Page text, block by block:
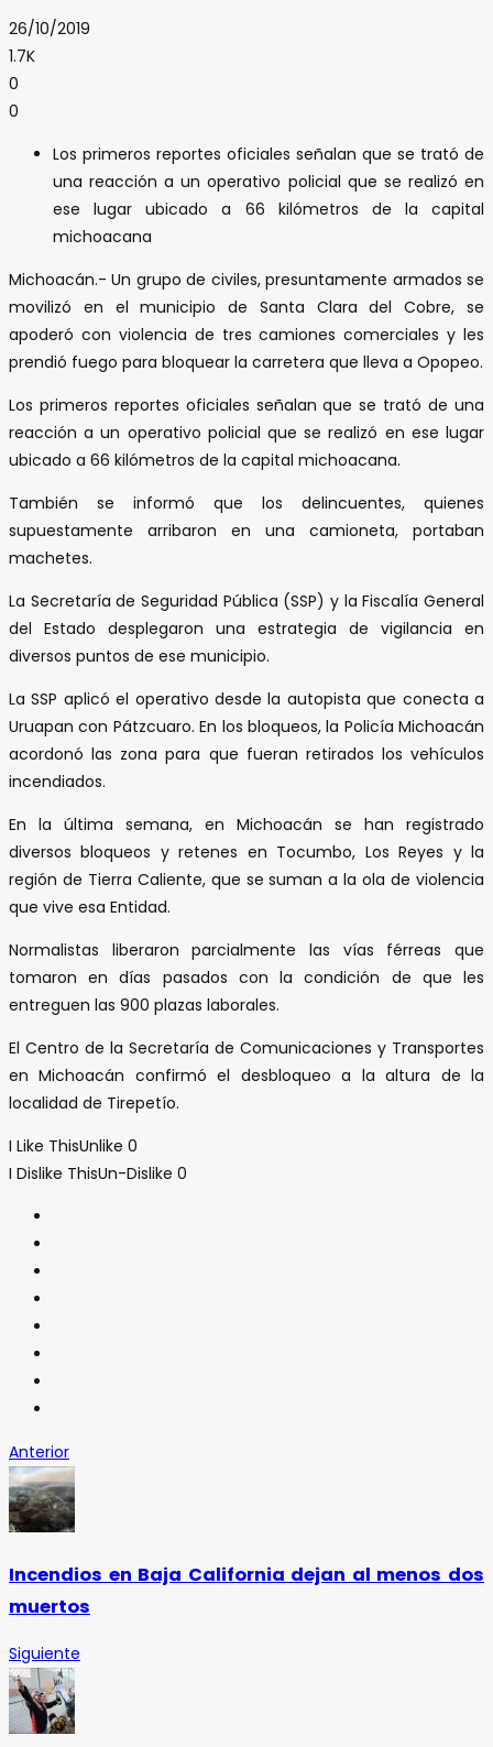
26/10/2019
1.7K
0
0
Los primeros reportes oficiales señalan que se trató de
una reacción a un operativo policial que se realizó en
ese lugar ubicado a 66 kilómetros de la capital
michoacana
Michoacán.- Un grupo de civiles, presuntamente armados se
movilizó en el municipio de Santa Clara del Cobre, se
apoderó con violencia de tres camiones comerciales y les
prendió fuego para bloquear la carretera que lleva a Opopeo.
Los primeros reportes oficiales señalan que se trató de una
reacción a un operativo policial que se realizó en ese lugar
ubicado a 66 kilómetros de la capital michoacana.
También se informó que los delincuentes, quienes
supuestamente arribaron en una camioneta, portaban
machetes.
La Secretaría de Seguridad Pública (SSP) y la Fiscalía General
del Estado desplegaron una estrategia de vigilancia en
diversos puntos de ese municipio.
La SSP aplicó el operativo desde la autopista que conecta a
Uruapan con Pátzcuaro. En los bloqueos, la Policía Michoacán
acordonó las zona para que fueran retirados los vehículos
incendiados.
En la última semana, en Michoacán se han registrado
diversos bloqueos y retenes en Tocumbo, Los Reyes y la
región de Tierra Caliente, que se suman a la ola de violencia
que vive esa Entidad.
Normalistas liberaron parcialmente las vías férreas que
tomaron en días pasados con la condición de que les
entreguen las 900 plazas laborales.
El Centro de la Secretaría de Comunicaciones y Transportes
en Michoacán confirmó el desbloqueo a la altura de la
localidad de Tirepetío.
I Like ThisUnlike 0
I Dislike ThisUn-Dislike 0
Anterior
Incendios en Baja California dejan al menos dos
muertos
Siguiente